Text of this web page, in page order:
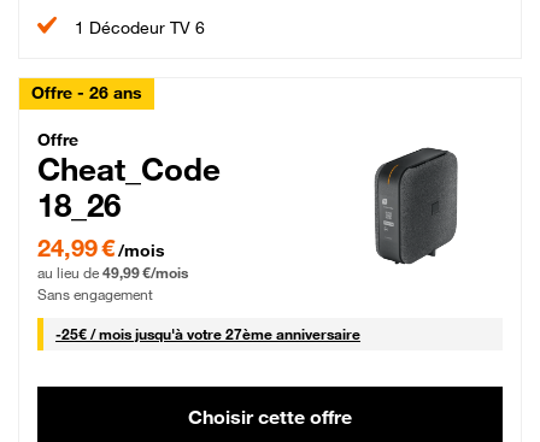
1 Décodeur TV 6
Offre - 26 ans
Cheat_Code Fibre_18_26
Offre
Cheat_Code
18_26
24,99 € par mois pendant 0 mois puis 49,99 € par mois, Sans engagement
24,99 €/mois
au lieu de 49,99 €/mois
Sans engagement
-25€ / mois25 € par mois
jusqu'à votre 27ème anniversaire
Choisir cette offre